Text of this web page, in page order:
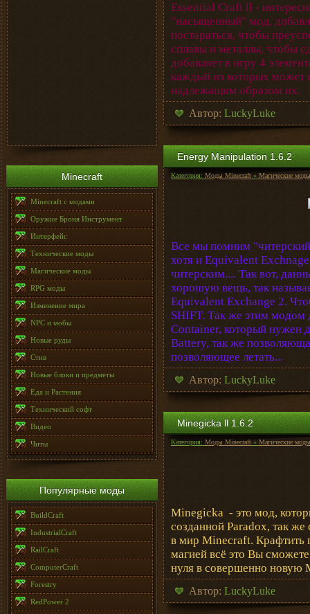
Minecraft
Minecraft с модами
Оружие Броня Инструмент
Интерфейс
Технические моды
Магические моды
RPG моды
Изменение мира
NPC и мобы
Новые руды
Стив
Новые блоки и предметы
Еда и Растения
Технический софт
Видео
Читы
Популярные моды
BuildCraft
IndustrialCraft
RailCraft
ComputerCraft
Forestry
RedPower 2
Essential Craft ll -
"насыщенный" мод,
постараться, чтобы
сплавы и металлы, чтобы
добавляет в игру 4
каждый из которых может
надлежащим образом их.
Автор: LuckyLuke
Energy Manipulation 1.6.2
Категория: Моды Minecraft » Магические моды
Все мы помним
хотя и Equivalent
читерским.... Так вот,
хорошую вещь, так
Equivalent Exchange 2.
SHIFT. Так же этим модом
Container, который нужен
Battery, так же
позволяющее летать...
Автор: LuckyLuke
Minegicka ll 1.6.2
Категория: Моды Minecraft » Магические моды
Minegicka - это мод,
созданной Paradox, так
в мир Minecraft. Крафтить
магией всё это Вы
нуля в совершенно новую
Автор: LuckyLuke